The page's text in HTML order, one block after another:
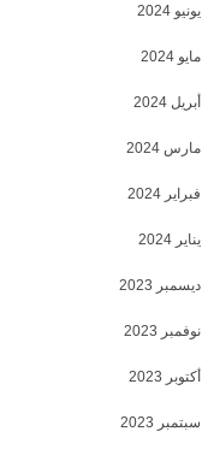
يونيو 2024
مايو 2024
أبريل 2024
مارس 2024
فبراير 2024
يناير 2024
ديسمبر 2023
نوفمبر 2023
أكتوبر 2023
سبتمبر 2023